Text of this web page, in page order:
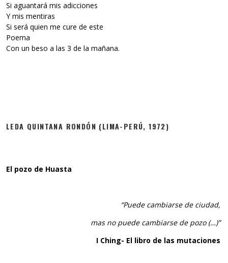
Si aguantará mis adicciones
Y mis mentiras
Si será quien me cure de este
Poema
Con un beso a las 3 de la mañana.
LEDA QUINTANA RONDÓN (LIMA-PERÚ, 1972)
El pozo de Huasta
“Puede cambiarse de ciudad,
mas no puede cambiarse de pozo (…)”
I Ching- El libro de las mutaciones